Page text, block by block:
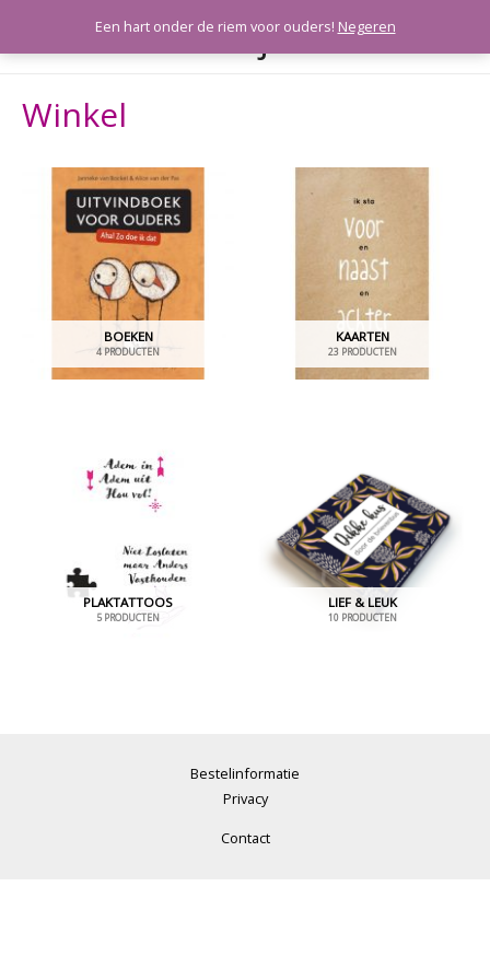
Een hart onder de riem voor ouders! Negeren
Meeleefkaartjes
Winkel
BOEKEN
4 PRODUCTEN
KAARTEN
23 PRODUCTEN
PLAKTATTOOS
5 PRODUCTEN
LIEF & LEUK
10 PRODUCTEN
Bestelinformatie
Privacy
Contact